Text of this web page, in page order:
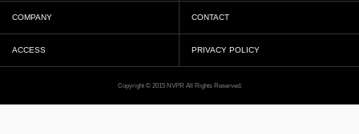
COMPANY CONTACT
ACCESS PRIVACY POLICY
Copyright © 2015 NVPR All Rights Reserved.